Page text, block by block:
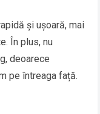
și ușoară, mai
În plus, nu
deoarece
pe întreaga față.